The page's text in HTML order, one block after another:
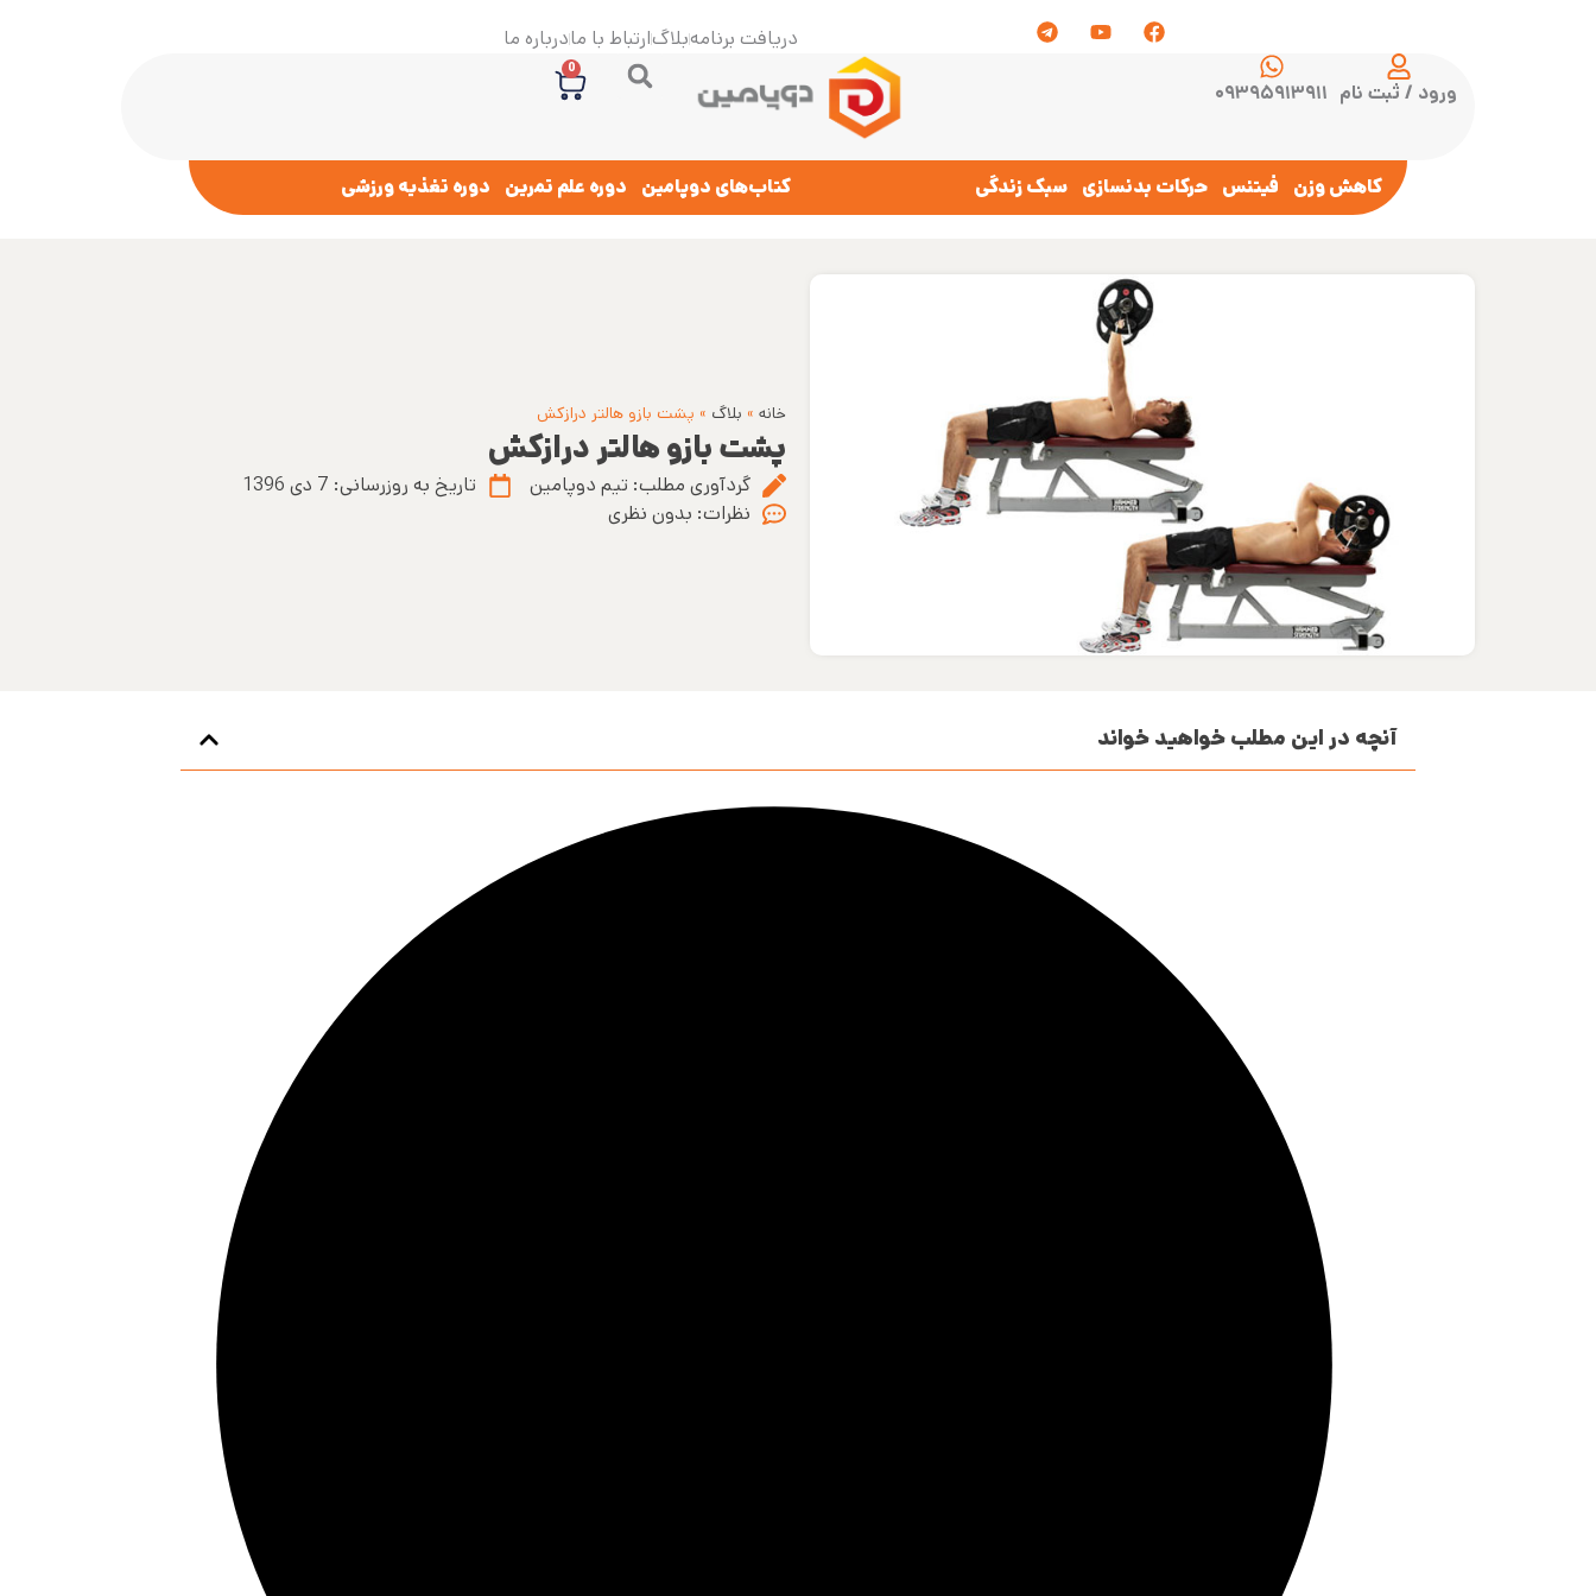
دریافت برنامهبلاگارتباط با مادرباره ما
ورود / ثبت نام ۰۹۳۹۵۹۱۳۹۱۱
0
کاهش وزن فیتنس حرکات بدنسازی سبک زندگی کتاب‌های دوپامین دوره علم تمرین دوره تغذیه ورزشی
خانه» بلاگ » پشت بازو هالتر درازکش
پشت بازو هالتر درازکش
گردآوری مطلب: تیم دوپامین تاریخ به روزرسانی: 7 دی 1396
نظرات: بدون نظری
آنچه در این مطلب خواهید خواند